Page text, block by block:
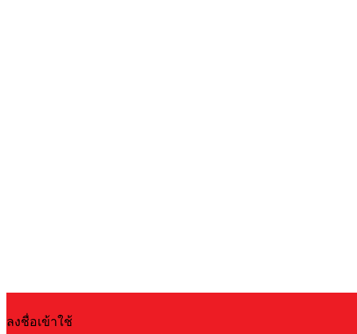
ลงชื่อเข้าใช้